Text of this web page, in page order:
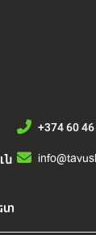
+374 60 46